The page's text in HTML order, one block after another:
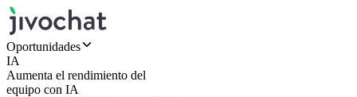
Oportunidades
IA
Aumenta el rendimiento del
equipo con IA